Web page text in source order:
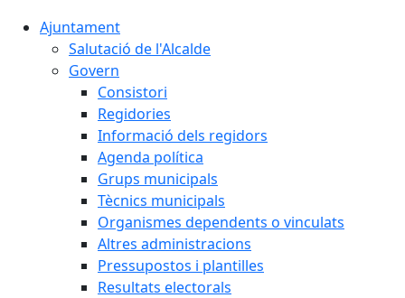
Ajuntament
Salutació de l'Alcalde
Govern
Consistori
Regidories
Informació dels regidors
Agenda política
Grups municipals
Tècnics municipals
Organismes dependents o vinculats
Altres administracions
Pressupostos i plantilles
Resultats electorals